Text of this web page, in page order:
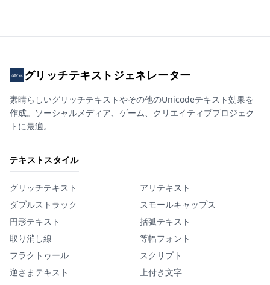
グリッチテキストジェネレーター
素晴らしいグリッチテキストやその他のUnicodeテキスト効果を
作成。ソーシャルメディア、ゲーム、クリエイティブプロジェク
トに最適。
テキストスタイル
グリッチテキスト
アリテキスト
ダブルストラック
スモールキャップス
円形テキスト
括弧テキスト
取り消し線
等幅フォント
フラクトゥール
スクリプト
逆さまテキスト
上付き文字